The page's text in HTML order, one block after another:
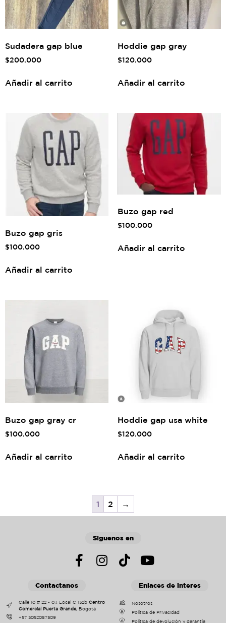
Sudadera gap blue
$200.000
Añadir al carrito
Hoddie gap gray
$120.000
Añadir al carrito
Buzo gap gris
$100.000
Añadir al carrito
Buzo gap red
$100.000
Añadir al carrito
Buzo gap gray cr
$100.000
Añadir al carrito
Hoddie gap usa white
$120.000
Añadir al carrito
1 2 →
Siguenos en
Contactanos
Calle 10 # 22 - 04 Local C 132b Centro
Comercial Puerta Grande,Bogotá
+57 3052087509
Enlaces de interes
Nosotros
Política de Privacidad
Política de devolución y garantía